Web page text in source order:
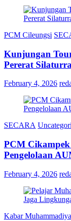
PCM Cileungsi
Kunjungan
Pererat
February 4, 2026
SECARA
PCM
Pengelolaan
February 4, 2026
Kabar